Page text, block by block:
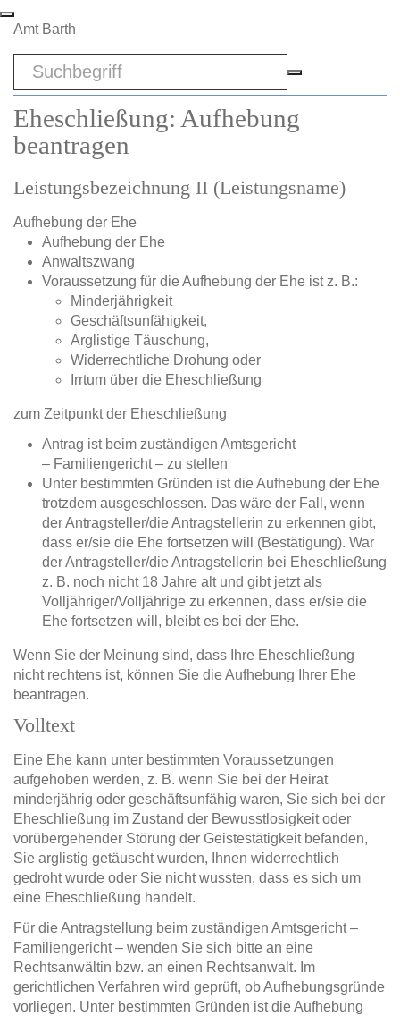
Zum Hauptinhalt springen
Amt Barth
Sword
Eheschließung: Aufhebung
beantragen
Leistungsbezeichnung II (Leistungsname)
Aufhebung der Ehe
Aufhebung der Ehe
Anwaltszwang
Voraussetzung für die Aufhebung der Ehe ist z. B.:
Minderjährigkeit
Geschäftsunfähigkeit,
Arglistige Täuschung,
Widerrechtliche Drohung oder
Irrtum über die Eheschließung
zum Zeitpunkt der Eheschließung
Antrag ist beim zuständigen Amtsgericht
– Familiengericht – zu stellen
Unter bestimmten Gründen ist die Aufhebung der Ehe
trotzdem ausgeschlossen. Das wäre der Fall, wenn
der Antragsteller/die Antragstellerin zu erkennen gibt,
dass er/sie die Ehe fortsetzen will (Bestätigung). War
der Antragsteller/die Antragstellerin bei Eheschließung
z. B. noch nicht 18 Jahre alt und gibt jetzt als
Volljähriger/Volljährige zu erkennen, dass er/sie die
Ehe fortsetzen will, bleibt es bei der Ehe.
Wenn Sie der Meinung sind, dass Ihre Eheschließung
nicht rechtens ist, können Sie die Aufhebung Ihrer Ehe
beantragen.
Volltext
Eine Ehe kann unter bestimmten Voraussetzungen
aufgehoben werden, z. B. wenn Sie bei der Heirat
minderjährig oder geschäftsunfähig waren, Sie sich bei der
Eheschließung im Zustand der Bewusstlosigkeit oder
vorübergehender Störung der Geistestätigkeit befanden,
Sie arglistig getäuscht wurden, Ihnen widerrechtlich
gedroht wurde oder Sie nicht wussten, dass es sich um
eine Eheschließung handelt.
Für die Antragstellung beim zuständigen Amtsgericht –
Familiengericht – wenden Sie sich bitte an eine
Rechtsanwältin bzw. an einen Rechtsanwalt. Im
gerichtlichen Verfahren wird geprüft, ob Aufhebungsgründe
vorliegen. Unter bestimmten Gründen ist die Aufhebung